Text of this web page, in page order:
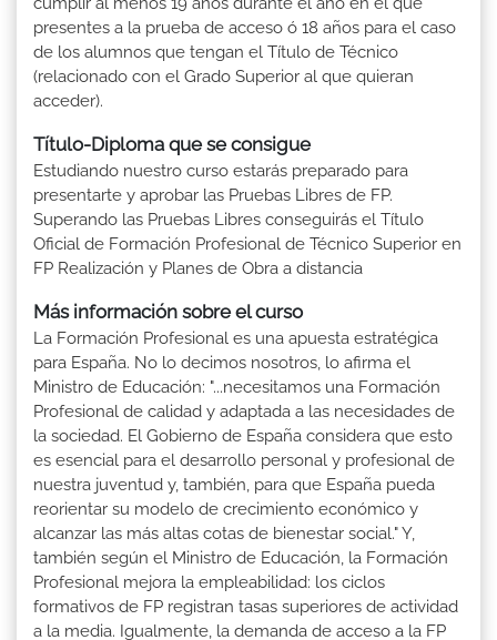
presentes a la prueba de acceso ó 18 años para el caso
de los alumnos que tengan el Título de Técnico
(relacionado con el Grado Superior al que quieran
acceder).
Título-Diploma que se consigue
Estudiando nuestro curso estarás preparado para
presentarte y aprobar las Pruebas Libres de FP.
Superando las Pruebas Libres conseguirás el Título
Oficial de Formación Profesional de Técnico Superior en
FP Realización y Planes de Obra a distancia
Más información sobre el curso
La Formación Profesional es una apuesta estratégica
para España. No lo decimos nosotros, lo afirma el
Ministro de Educación: "...necesitamos una Formación
Profesional de calidad y adaptada a las necesidades de
la sociedad. El Gobierno de España considera que esto
es esencial para el desarrollo personal y profesional de
nuestra juventud y, también, para que España pueda
reorientar su modelo de crecimiento económico y
alcanzar las más altas cotas de bienestar social." Y,
también según el Ministro de Educación, la Formación
Profesional mejora la empleabilidad: los ciclos
formativos de FP registran tasas superiores de actividad
a la media. Igualmente, la demanda de acceso a la FP